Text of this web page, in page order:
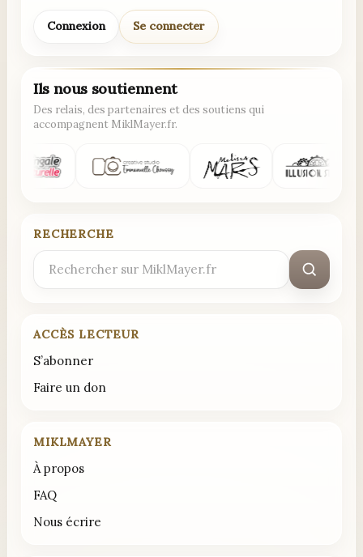
Connexion Se connecter
Ils nous soutiennent
Des relais, des partenaires et des soutiens qui
accompagnent MiklMayer.fr.
RECHERCHE
Rechercher
ACCÈS LECTEUR
S’abonner
Faire un don
MIKLMAYER
À propos
FAQ
Nous écrire